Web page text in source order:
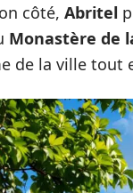
côté, Abritel
Monastère de
de la ville tout